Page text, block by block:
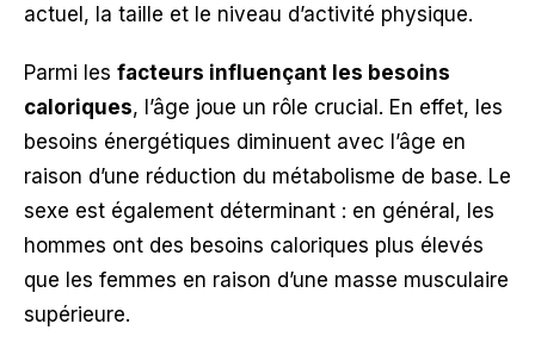
actuel, la taille et le niveau d’activité physique.
Parmi les facteurs influençant les besoins
caloriques, l’âge joue un rôle crucial. En effet, les
besoins énergétiques diminuent avec l’âge en
raison d’une réduction du métabolisme de base. Le
sexe est également déterminant : en général, les
hommes ont des besoins caloriques plus élevés
que les femmes en raison d’une masse musculaire
supérieure.